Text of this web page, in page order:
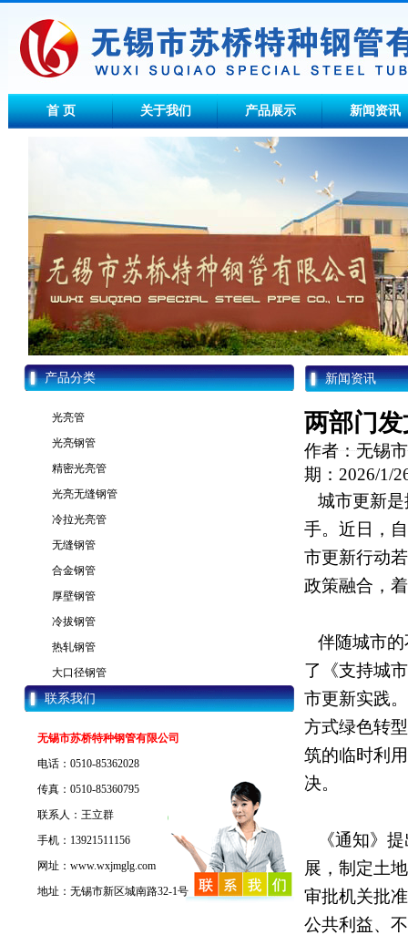
首 页 关于我们 产品展示 新闻资讯
产品分类
光亮管
光亮钢管
精密光亮管
光亮无缝钢管
冷拉光亮管
无缝钢管
合金钢管
厚壁钢管
冷拔钢管
热轧钢管
大口径钢管
联系我们
无锡市苏桥特种钢管有限公司
电话：0510-85362028
传真：0510-85360795
联系人：王立群
手机：13921511156
网址：www.wxjmglg.com
地址：无锡市新区城南路32-1号
新闻资讯
两部门
作者：无锡
期：2026/1/
城市更新是
手。近日，
市更新行动
政策融合，
伴随城市的
了《支持城
市更新实践
方式绿色转
筑的临时利
决。
《通知》提
展，制定土
审批机关批
公共利益、